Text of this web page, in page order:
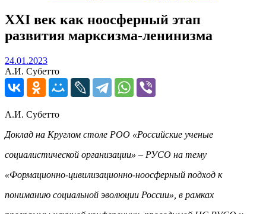
XXI век как ноосферный этап
развития марксизма-ленинизма
24.01.202324.01.2023
А.И. Субетто
А.И. Субетто
Доклад на Круглом столе РОО «Российские ученые
социалистической организации» – РУСО на тему
«Формационно-цивилизационно-ноосферный подход к
пониманию социальной эволюции России», в рамках